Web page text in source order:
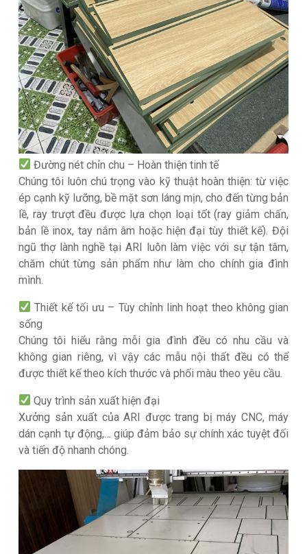
Đường nét chỉn chu – Hoàn thiện tinh tế
Chúng tôi luôn chú trọng vào kỹ thuật hoàn thiện: từ việc
ép cạnh kỹ lưỡng, bề mặt sơn láng mịn, cho đến từng bản
lề, ray trượt đều được lựa chọn loại tốt (ray giảm chấn,
bản lề inox, tay nắm âm hoặc hiện đại tùy thiết kế). Đội
ngũ thợ lành nghề tại ARI luôn làm việc với sự tận tâm,
chăm chút từng sản phẩm như làm cho chính gia đình
mình.
Thiết kế tối ưu – Tùy chỉnh linh hoạt theo không gian
sống
Chúng tôi hiểu rằng mỗi gia đình đều có nhu cầu và
không gian riêng, vì vậy các mẫu nội thất đều có thể
được thiết kế theo kích thước và phối màu theo yêu cầu.
Quy trình sản xuất hiện đại
Xưởng sản xuất của ARI được trang bị máy CNC, máy
dán cạnh tự động,… giúp đảm bảo sự chính xác tuyệt đối
và tiến độ nhanh chóng.